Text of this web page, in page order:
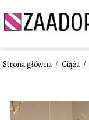
Strona główna / Ciąża /